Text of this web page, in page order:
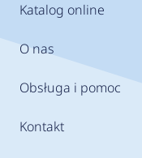
Katalog online
O nas
Obsługa i pomoc
Kontakt